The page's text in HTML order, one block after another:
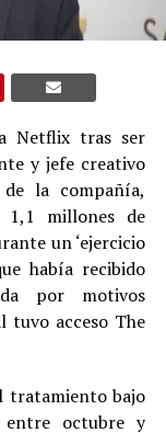
Netflix tras ser
y jefe creativo
la compañía,
1,1 millones de
un ‘ejercicio
había recibido
por motivos
tuvo acceso The
tratamiento bajo
entre octubre y